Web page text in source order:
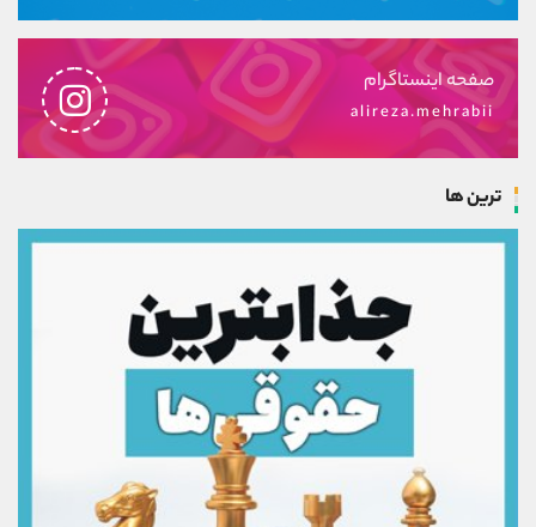
صفحه اینستاگرام
alireza.mehrabii
ترین ها